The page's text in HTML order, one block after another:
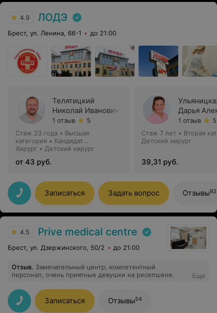
4.9 ЛОДЭ
Брест, ул. Ленина, 66-1 до 21:00
Телятицкий
Николай Иванович
1 отзыв
5
Стаж 23 года • Высшая
категория • Кандидат
медицинских наук
Хирург • Детский хирург
от 43 руб.
Дарья
1 отзыв
5
Стаж 7 лет • Вторая
Детский хирург
39,31 руб.
Записаться Задать вопрос Отзывы
4.5 Prive medical centre
Брест, ул. Дзержинского, 50/2 до 21:00
Отзыв. Замечательный центр, компетентный
персонал, очень приятные девушки на ресепшене.
Еще
Записаться Отзывы54